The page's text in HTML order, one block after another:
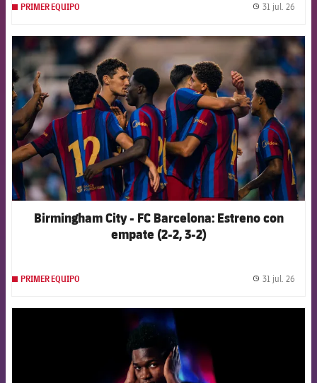
PRIMER EQUIPO 31 jul. 26
FCB Barcelona badge
Birmingham City - FC Barcelona: Estreno con
empate (2-2, 3-2)
PRIMER EQUIPO 31 jul. 26
FCB Barcelona badge